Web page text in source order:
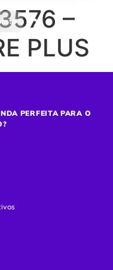
–
PLUS
PERFEITA PARA O